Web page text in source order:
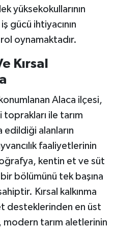
yüksekokullarının
gücü ihtiyacının
oynamaktadır.
Kırsal
Alaca ilçesi,
ile tarım
alanların
faaliyetlerinin
kentin et ve süt
bölümünü tek başına
Kırsal kalkınma
desteklerinden en üst
tarım aletlerinin